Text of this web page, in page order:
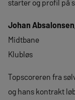
starter og profil på
Johan
Midtbane
Klubløs
Topscoreren fra
og hans kontrakt